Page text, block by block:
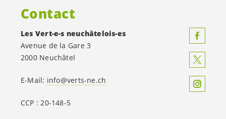
Contact
Les Vert-e-s neuchâtelois-es
Avenue de la Gare 3
2000 Neuchâtel
E-Mail: info@verts-ne.ch
CCP : 20-148-5